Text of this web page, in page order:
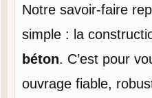
Notre savoir-faire
simple : la
béton. C’est pour
ouvrage fiable,